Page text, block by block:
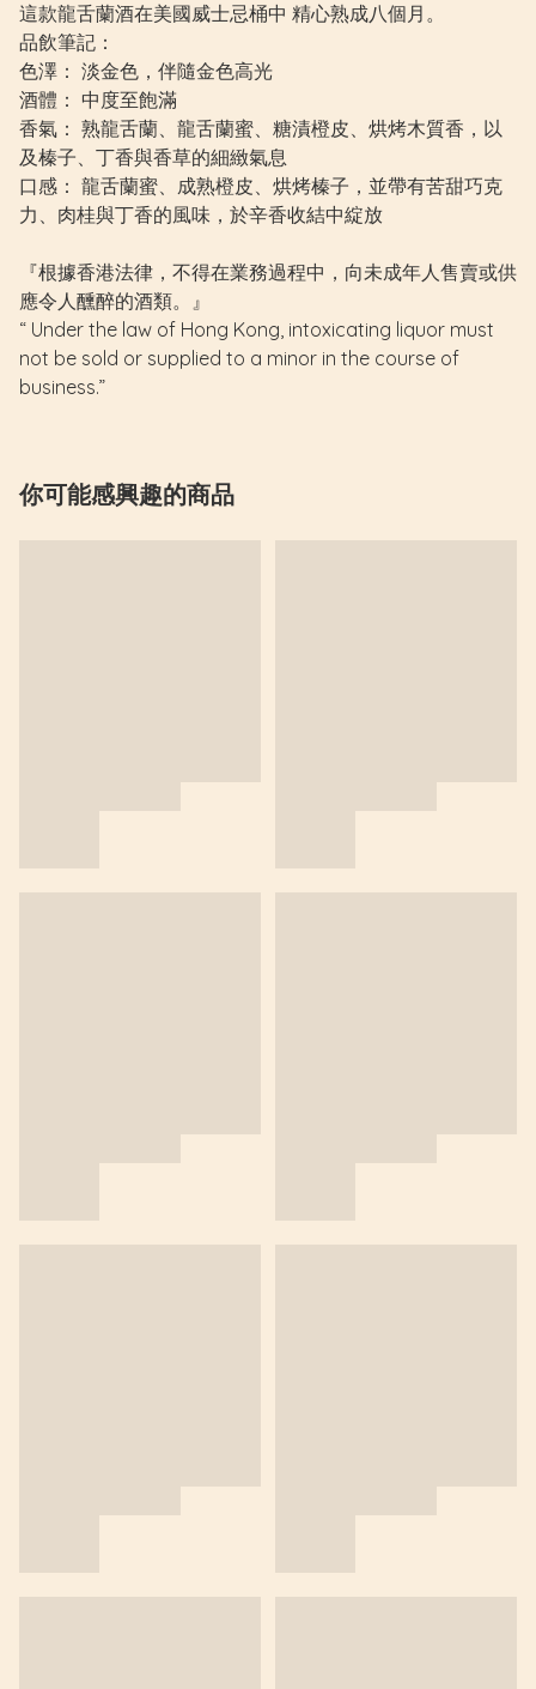
這款龍舌蘭酒在美國威士忌桶中 精心熟成八個月。
品飲筆記：
色澤： 淡金色，伴隨金色高光
酒體： 中度至飽滿
香氣： 熟龍舌蘭、龍舌蘭蜜、糖漬橙皮、烘烤木質香，以
及榛子、丁香與香草的細緻氣息
口感： 龍舌蘭蜜、成熟橙皮、烘烤榛子，並帶有苦甜巧克
力、肉桂與丁香的風味，於辛香收結中綻放
『根據香港法律，不得在業務過程中，向未成年人售賣或供
應令人醺醉的酒類。』
“ Under the law of Hong Kong, intoxicating liquor must
not be sold or supplied to a minor in the course of
business.”
你可能感興趣的商品